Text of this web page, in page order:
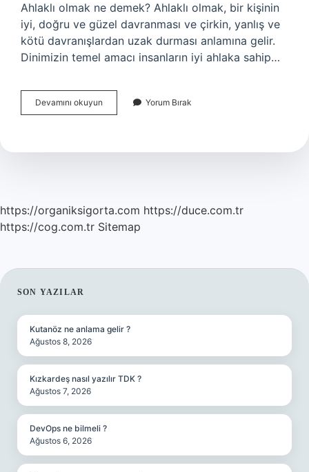
Ahlaklı olmak ne demek? Ahlaklı olmak, bir kişinin
iyi, doğru ve güzel davranması ve çirkin, yanlış ve
kötü davranışlardan uzak durması anlamına gelir.
Dinimizin temel amacı insanların iyi ahlaka sahip…
Devamını okuyun
Ne
Yorum Bırak
https://organiksigorta.com https://duce.com.tr
https://cog.com.tr Sitemap
SIDEBAR
SON YAZILAR
Kutanöz ne anlama gelir ?
Ağustos 8, 2026
Kızkardeş nasıl yazılır TDK ?
Ağustos 7, 2026
DevOps ne bilmeli ?
Ağustos 6, 2026